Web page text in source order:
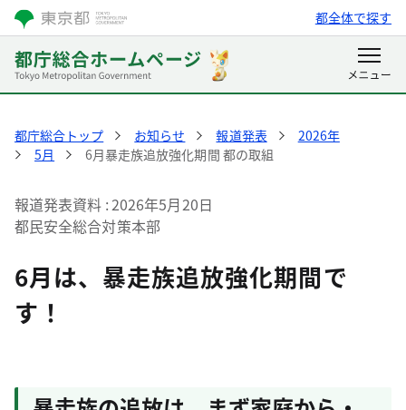
都全体で探す
都庁総合トップ お知らせ 報道発表
2026年
5月
6月暴走族追放強化期間 都の取組
報道発表資料 2026年5月20日
都民安全総合対策本部
6月は、暴走族追放強化期間で
す！